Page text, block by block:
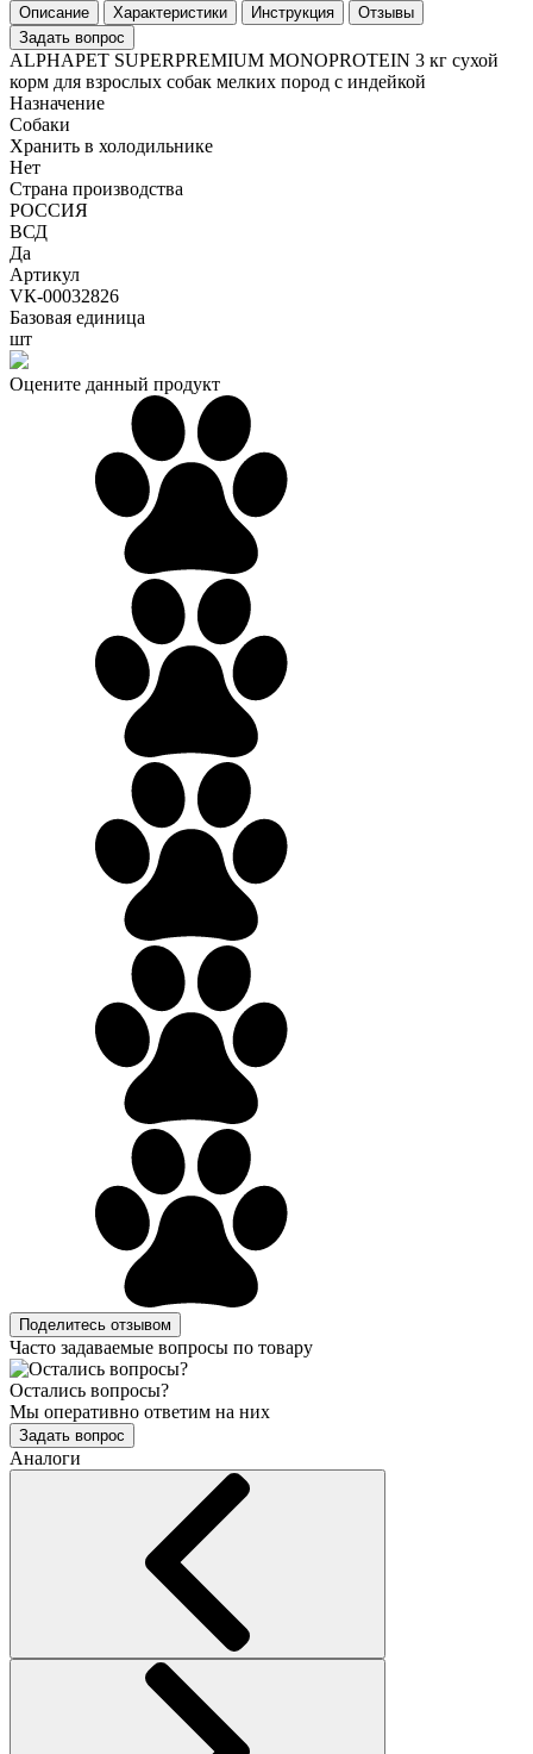
Описание Характеристики Инструкция
Отзывы
Задать вопрос
ALPHAPET SUPERPREMIUM MONOPROTEIN 3 кг сухой
корм для взрослых собак мелких пород с индейкой
Назначение
Собаки
Хранить в холодильнике
Нет
Страна производства
РОССИЯ
ВСД
Да
Артикул
VК-00032826
Базовая единица
шт
Оцените данный продукт
Поделитесь отзывом
Часто задаваемые вопросы по товару
Остались вопросы?
Мы оперативно ответим на них
Задать вопрос
Аналоги